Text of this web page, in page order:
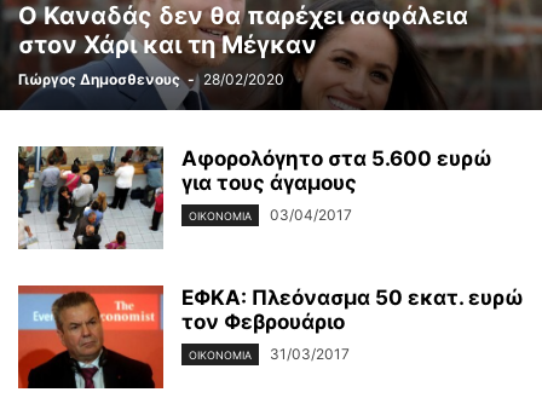
Ο Καναδάς δεν θα παρέχει ασφάλεια
στον Χάρι και τη Μέγκαν
Γιώργος Δημοσθενους - 28/02/2020
Αφορολόγητο στα 5.600 ευρώ
για τους άγαμους
ΟΙΚΟΝΟΜΊΑ 03/04/2017
ΕΦΚΑ: Πλεόνασμα 50 εκατ. ευρώ
τον Φεβρουάριο
ΟΙΚΟΝΟΜΊΑ 31/03/2017